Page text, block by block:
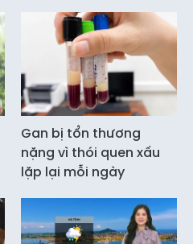
Gan bị tổn thương
nặng vì thói quen xấu
lặp lại mỗi ngày